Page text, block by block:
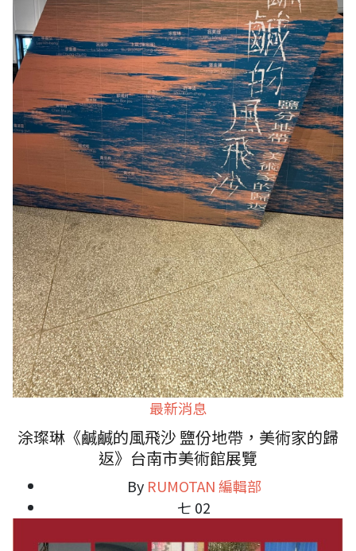
最新消息
涂璨琳《鹹鹹的風飛沙 鹽份地帶，美術家的歸
返》台南市美術館展覽
By RUMOTAN 編輯部
七 02